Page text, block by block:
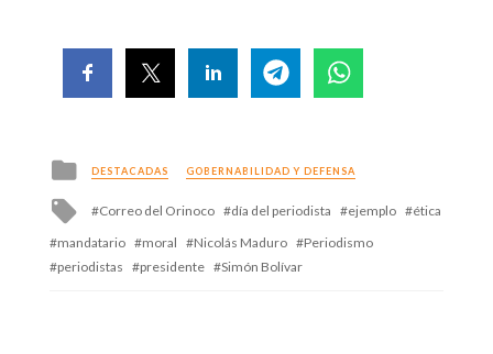
Posted
in
DESTACADAS GOBERNABILIDAD Y DEFENSA
Tagged
Correo del Orinoco día del periodista ejemplo
ética
mandatario
moral Nicolás Maduro
Periodismo
periodistas
presidente Simón Bolívar